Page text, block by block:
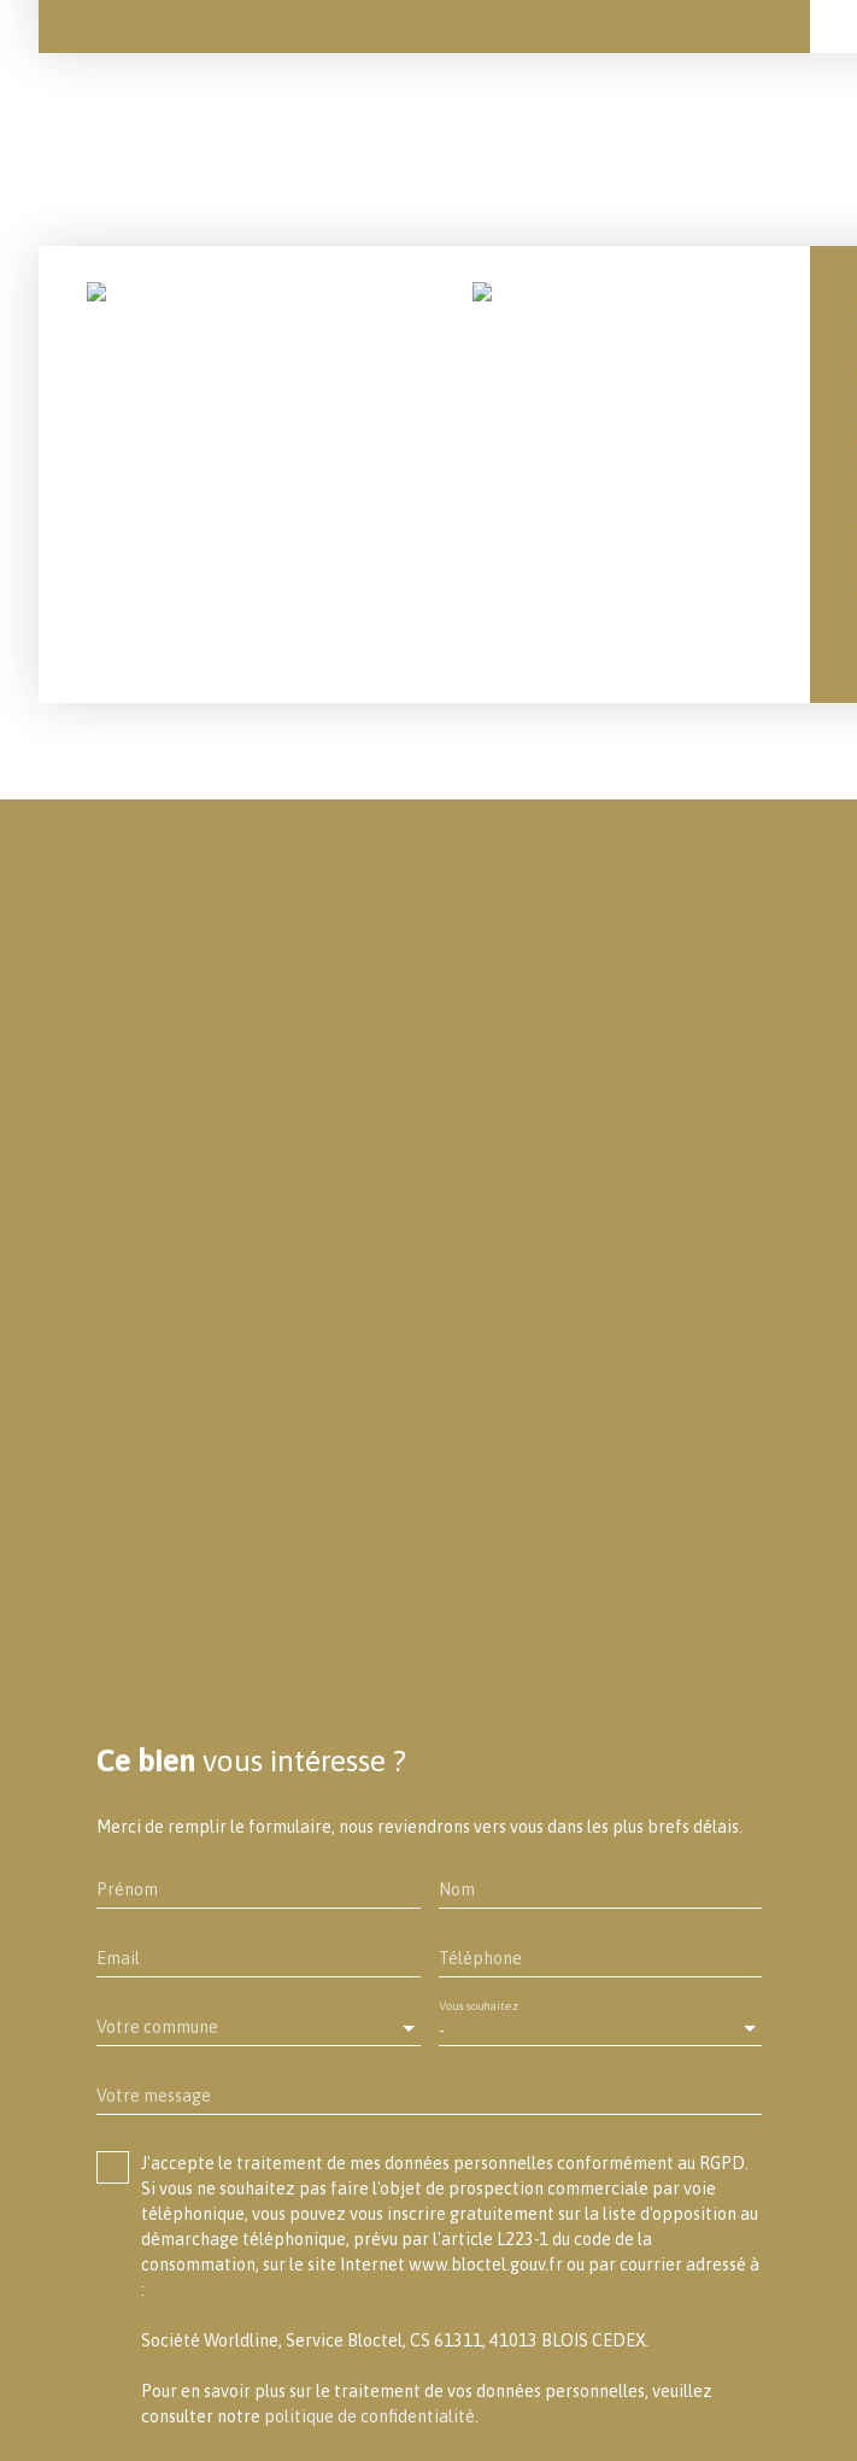
Ce bien vous intéresse ?
Merci de remplir le formulaire, nous reviendrons vers vous dans les plus brefs délais.
Prénom Nom
Email Téléphone
Votre commune -
Vous souhaitez
Votre message
J'accepte le traitement de mes données personnelles conformément au RGPD.
Si vous ne souhaitez pas faire l'objet de prospection commerciale par voie
téléphonique, vous pouvez vous inscrire gratuitement sur la liste d'opposition au
démarchage téléphonique, prévu par l'article L223-1 du code de la
consommation, sur le site Internet www.bloctel.gouv.fr ou par courrier adressé à
:
Société Worldline, Service Bloctel, CS 61311, 41013 BLOIS CEDEX.
Pour en savoir plus sur le traitement de vos données personnelles, veuillez
consulter notre politique de confidentialité.